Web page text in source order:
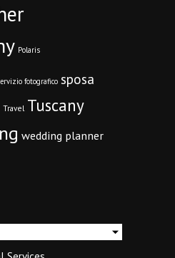
Polaris
fotografico sposa
Travel Tuscany
wedding planner